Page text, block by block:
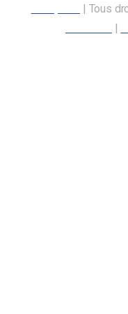
| Tous
|